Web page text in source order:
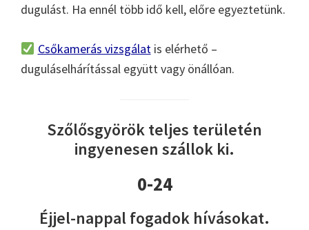
dugulást. Ha ennél több idő kell, előre egyeztetünk.
Csőkamerás vizsgálatis elérhető –
duguláselhárítással együtt vagy önállóan.
Szőlősgyörök teljes területén
ingyenesen szállok ki.
0-24
Éjjel-nappal fogadok hívásokat.